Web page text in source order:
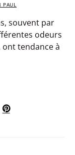
PAUL
souvent par
odeurs
tendance à